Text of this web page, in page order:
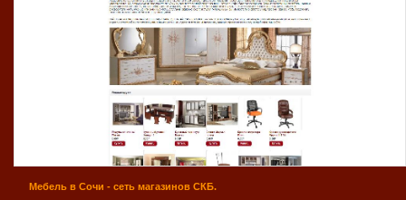
Мебель в Сочи - сеть магазинов СКБ.